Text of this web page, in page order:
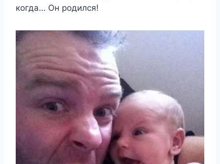
когда… Он родился!